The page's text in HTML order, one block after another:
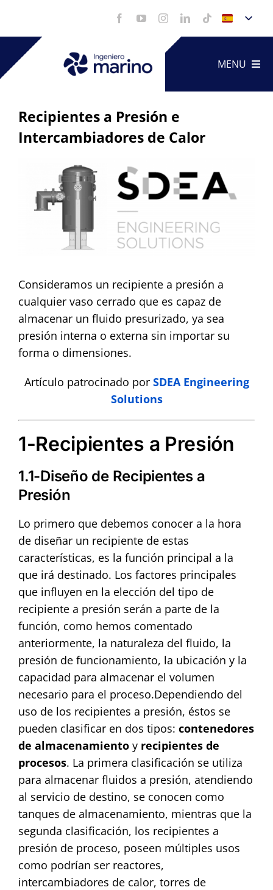
contenido
MENU
Recipientes a Presión e
Intercambiadores de Calor
más
Consideramos un recipiente a presión a
cualquier vaso cerrado que es capaz de
almacenar un fluido presurizado, ya sea
presión interna o externa sin importar su
forma o dimensiones.
Artículo patrocinado porSDEA Engineering
Solutions
1-Recipientes a Presión
1.1-Diseño de Recipientes a
Presión
Lo primero que debemos conocer a la hora
de diseñar un recipiente de estas
características, es la función principal a la
que irá destinado. Los factores principales
que influyen en la elección del tipo de
recipiente a presión serán a parte de la
función, como hemos comentado
anteriormente, la naturaleza del fluido, la
presión de funcionamiento, la ubicación y la
capacidad para almacenar el volumen
necesario para el proceso.Dependiendo del
uso de los recipientes a presión, éstos se
pueden clasificar en dos tipos: contenedores
de almacenamientoy recipientes de
procesos. La primera clasificación se utiliza
para almacenar fluidos a presión, atendiendo
al servicio de destino, se conocen como
tanques de almacenamiento, mientras que la
segunda clasificación, los recipientes a
presión de proceso, poseen múltiples usos
como podrían ser reactores,
intercambiadores de calor, torres de